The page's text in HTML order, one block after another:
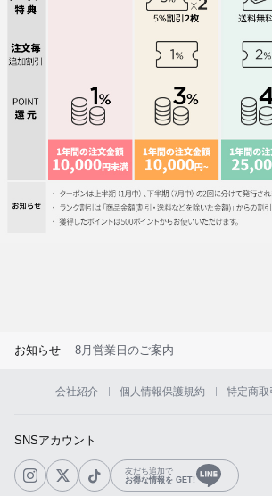
お知らせ 8月営業日のご案内
会社紹介 個人情報保護規約 特定商取
SNSアカウント
友だち追加で
お得な情報を GET!